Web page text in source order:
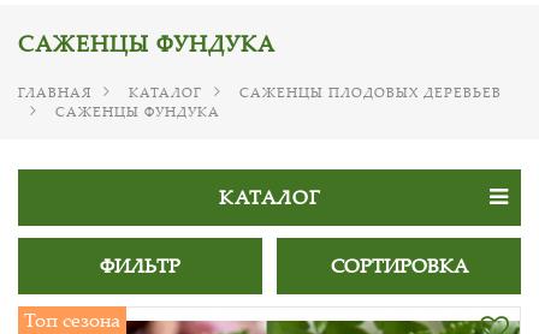
САЖЕНЦЫ ФУНДУКА
ГЛАВНАЯ КАТАЛОГ
САЖЕНЦЫ ПЛОДОВЫХ ДЕРЕВЬЕВ
САЖЕНЦЫ ФУНДУКА
КАТАЛОГ
ФИЛЬТР СОРТИРОВКА
Топ сезона